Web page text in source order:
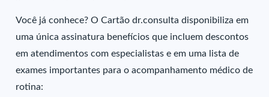
Você já conhece? O Cartão dr.consulta disponibiliza em
uma única assinatura benefícios que incluem descontos
em atendimentos com especialistas e em uma lista de
exames importantes para o acompanhamento médico de
rotina: